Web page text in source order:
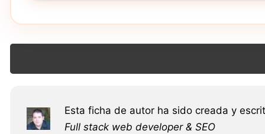
Esta ficha de autor ha sido creada y
Full stack web developer & SEO